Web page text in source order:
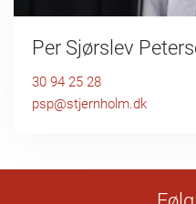
Per Sjørslev
30 94 25 28
psp@stjernholm.dk